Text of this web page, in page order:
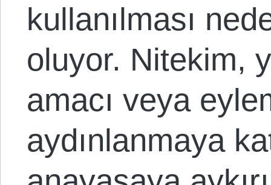
kullanılması
oluyor. Nitekim,
amacı veya
aydınlanmaya